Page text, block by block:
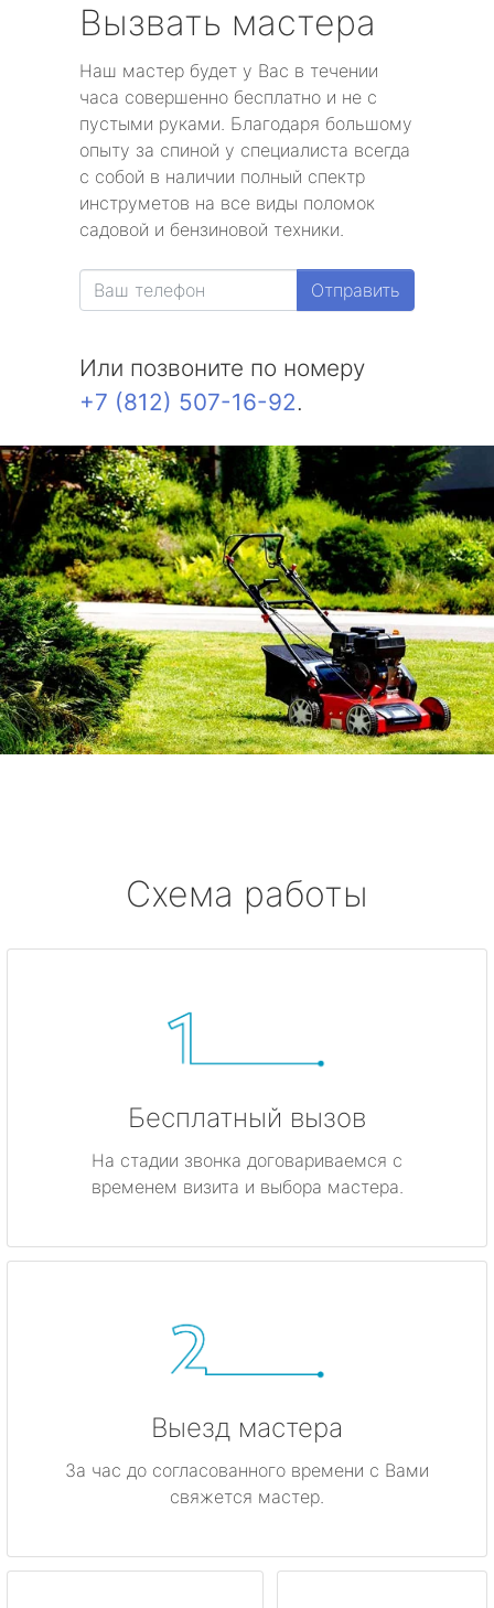
Вызвать мастера
Наш мастер будет у Вас в течении
часа совершенно бесплатно и не с
пустыми руками. Благодаря большому
опыту за спиной у специалиста всегда
с собой в наличии полный спектр
инструметов на все виды поломок
садовой и бензиновой техники.
Отправить
Или позвоните по номеру
+7 (812) 507-16-92.
Схема работы
Бесплатный вызов
На стадии звонка договариваемся с
временем визита и выбора мастера.
Выезд мастера
За час до согласованного времени с Вами
свяжется мастер.